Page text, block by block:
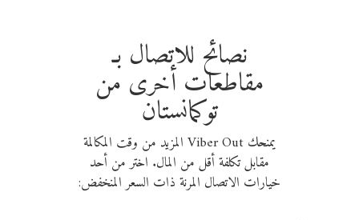
نصائح للاتصال بـ
مقاطعات أخرى من
توكمانستان
يمنحك Viber Out المزيد من وقت المكالمة
مقابل تكلفة أقل من المال. اختر من أحد
خيارات الاتصال المرنة ذات السعر المنخفض: